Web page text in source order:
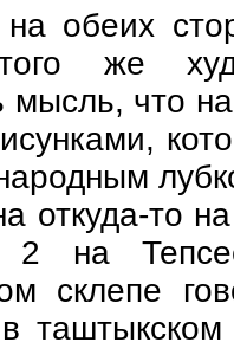
обеих
же
мысль, что
откуда-то
2 на
склепе
в